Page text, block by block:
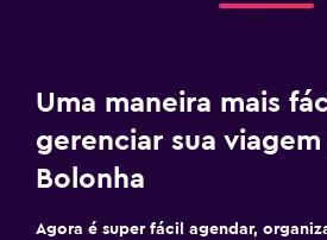
Uma maneira mais
gerenciar sua viagem
Bolonha
Agora é super fácil agendar,